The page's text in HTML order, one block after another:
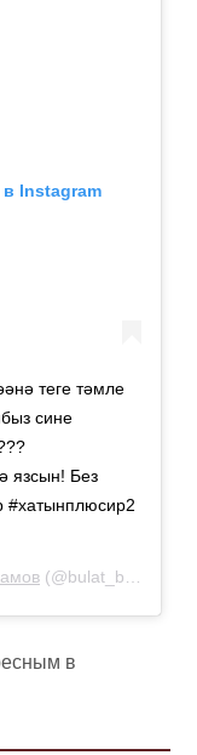
Instagram
теге тәмле
сине
язсын! Без
#хатынплюсир2
(@bulat_bairamov)
в